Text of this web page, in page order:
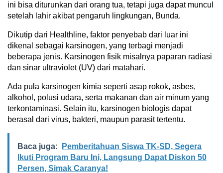
ini bisa diturunkan dari orang tua, tetapi juga dapat muncul
setelah lahir akibat pengaruh lingkungan, Bunda.
Dikutip dari Healthline, faktor penyebab dari luar ini
dikenal sebagai karsinogen, yang terbagi menjadi
beberapa jenis. Karsinogen fisik misalnya paparan radiasi
dan sinar ultraviolet (UV) dari matahari.
Ada pula karsinogen kimia seperti asap rokok, asbes,
alkohol, polusi udara, serta makanan dan air minum yang
terkontaminasi. Selain itu, karsinogen biologis dapat
berasal dari virus, bakteri, maupun parasit tertentu.
Baca juga:
Pemberitahuan Siswa TK-SD, Segera
Ikuti Program Baru Ini, Langsung Dapat Diskon 50
Persen, Simak Caranya!